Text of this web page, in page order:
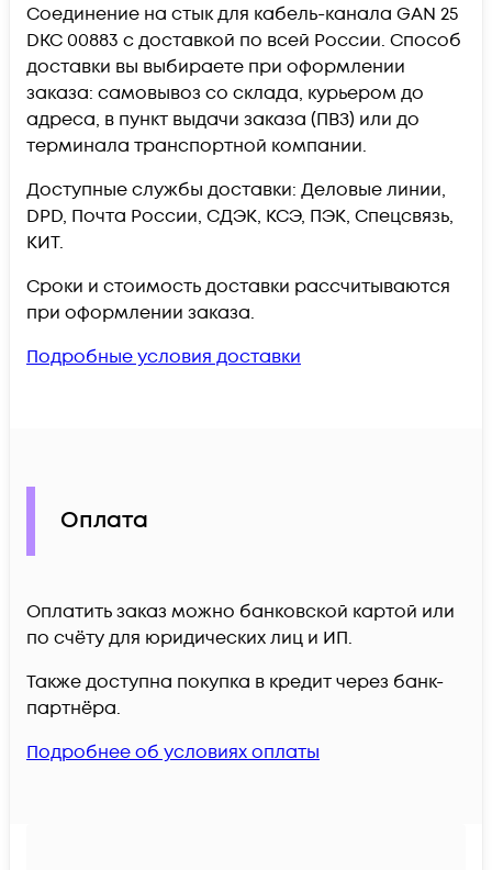
Соединение на стык для кабель-канала GAN 25
DKC 00883 c доставкой по всей России. Способ
доставки вы выбираете при оформлении
заказа: самовывоз со склада, курьером до
адреса, в пункт выдачи заказа (ПВЗ) или до
терминала транспортной компании.
Доступные службы доставки: Деловые линии,
DPD, Почта России, СДЭК, КСЭ, ПЭК, Спецсвязь,
КИТ.
Сроки и стоимость доставки рассчитываются
при оформлении заказа.
Подробные условия доставки
Оплата
Оплатить заказ можно банковской картой или
по счёту для юридических лиц и ИП.
Также доступна покупка в кредит через банк-
партнёра.
Подробнее об условиях оплаты